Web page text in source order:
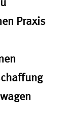
Praxis